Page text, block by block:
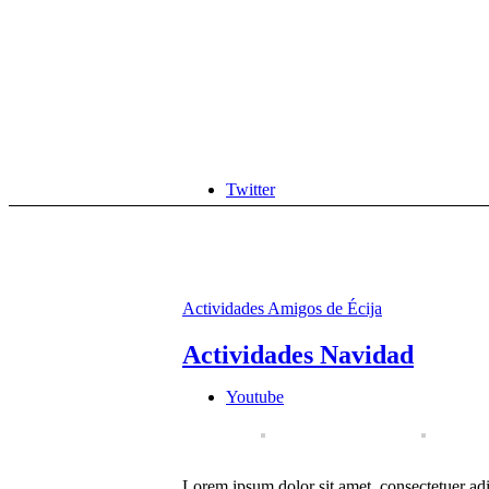
Twitter
Youtube
Actividades Amigos de Écija
Actividades Navidad